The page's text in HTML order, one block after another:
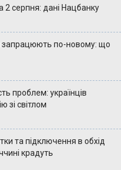
2 серпня: дані Нацбанку
запрацюють по-новому: що
проблем: українців
зі світлом
та підключення в обхід
крадуть